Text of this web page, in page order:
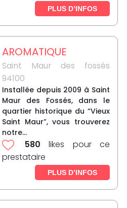
PLUS D’INFOS
AROMATIQUE
Saint Maur des fossés
94100
Installée depuis 2009 à Saint
Maur des Fossés, dans le
quartier historique du “Vieux
Saint Maur”, vous trouverez
notre...
580 likes pour ce
prestataire
PLUS D’INFOS